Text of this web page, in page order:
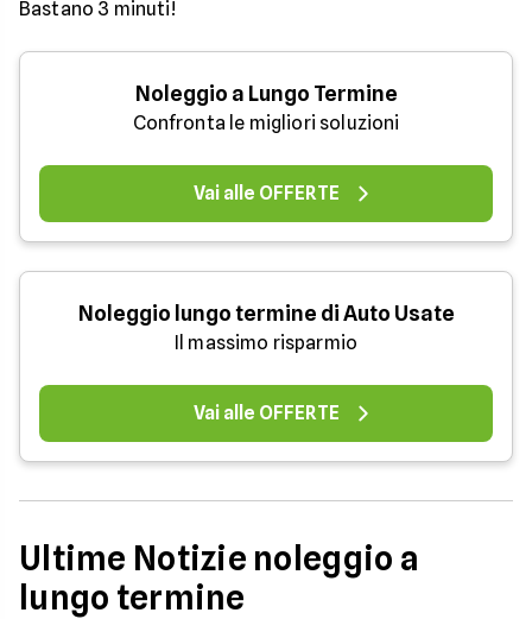
Bastano 3 minuti!
Noleggio a Lungo Termine
Confronta le migliori soluzioni
Vai alle OFFERTE
Noleggio lungo termine di Auto Usate
Il massimo risparmio
Vai alle OFFERTE
Ultime Notizie noleggio a
lungo termine